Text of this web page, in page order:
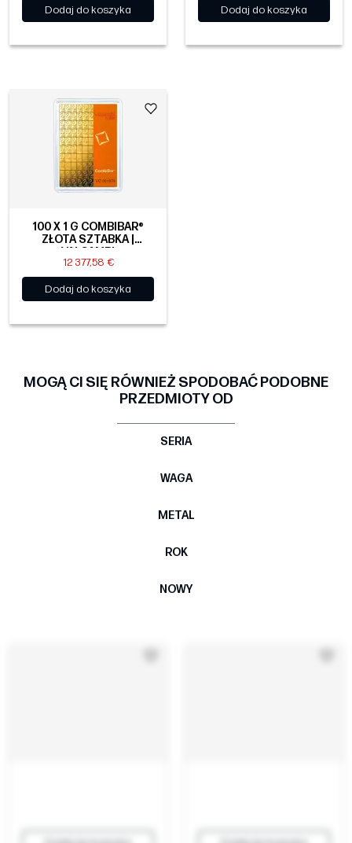
Dodaj do koszyka Dodaj do koszyka
100 X 1 G COMBIBAR®
ZŁOTA SZTABKA |
VALCAMBI
12 377,58 €
Dodaj do koszyka
MOGĄ CI SIĘ RÓWNIEŻ SPODOBAĆ PODOBNE
PRZEDMIOTY OD
SERIA
WAGA
METAL
ROK
NOWY